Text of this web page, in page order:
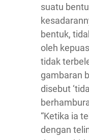
suatu
bentuk,
oleh
tidak
gambaran
disebut
“Ketika ia
dengan